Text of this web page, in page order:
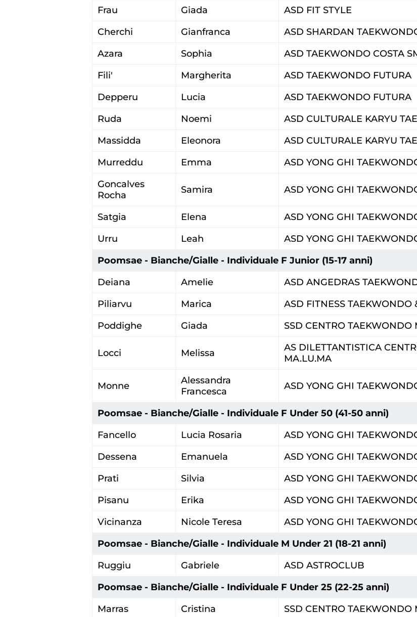
Frau
Giada ASD FIT STYLE
Cherchi
Gianfranca ASD SHARDAN
Azara
Sophia ASD TAEKWONDO COSTA
Fili'
Margherita ASD TAEKWONDO FUTURA
Depperu
Lucia ASD TAEKWONDO FUTURA
Ruda
Noemi ASD CULTURALE KARYU
Massidda
Eleonora ASD CULTURALE KARYU
Murreddu
Emma ASD YONG GHI
Goncalves
Rocha
Samira ASD YONG GHI
Satgia Elena ASD YONG GHI
Urru
Leah ASD YONG GHI
Poomsae - Bianche/Gialle - Individuale F Junior (15-17 anni)
Deiana
Amelie ASD ANGEDRAS
Piliarvu
Marica ASD FITNESS
Poddighe
Giada SSD CENTRO TAEKWONDO
Locci Melissa
AS DILETTANTISTICA
MA.LU.MA
Monne
Alessandra
Francesca
ASD YONG GHI
Poomsae - Bianche/Gialle - Individuale F Under 50 (41-50 anni)
Fancello
Lucia Rosaria ASD YONG GHI
Dessena
Emanuela ASD YONG GHI
Prati
Silvia ASD YONG GHI
Pisanu
Erika ASD YONG GHI
Vicinanza
Nicole Teresa ASD YONG GHI
Poomsae - Bianche/Gialle - Individuale M Under 21 (18-21 anni)
Ruggiu
Gabriele ASD ASTROCLUB
Poomsae - Bianche/Gialle - Individuale F Under 25 (22-25 anni)
Marras
Cristina SSD CENTRO TAEKWONDO